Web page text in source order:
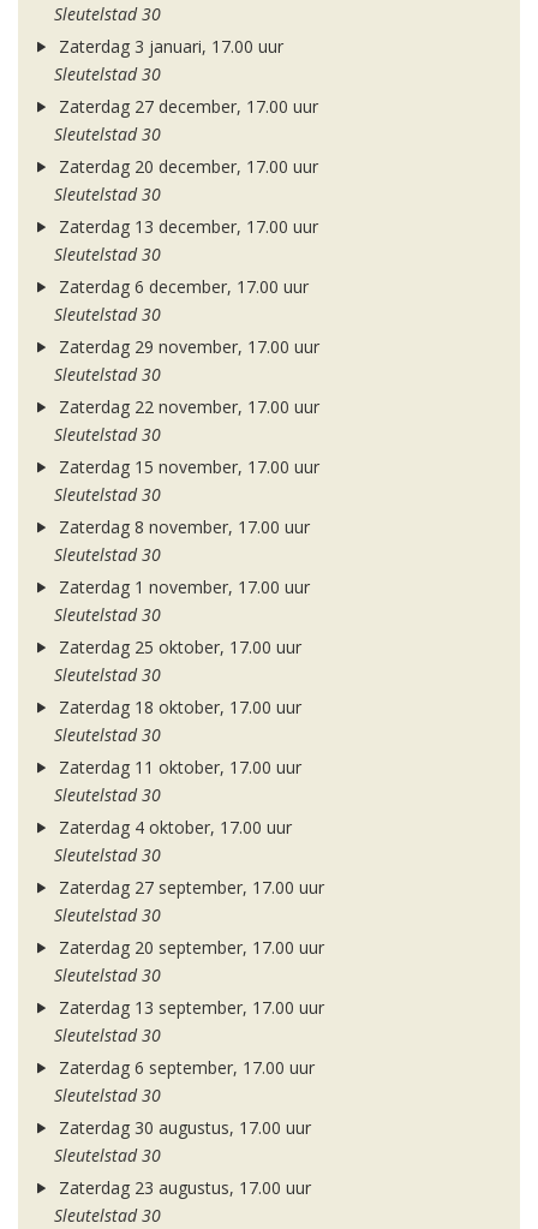
Sleutelstad 30
Zaterdag 3 januari, 17.00 uur
Sleutelstad 30
Zaterdag 27 december, 17.00 uur
Sleutelstad 30
Zaterdag 20 december, 17.00 uur
Sleutelstad 30
Zaterdag 13 december, 17.00 uur
Sleutelstad 30
Zaterdag 6 december, 17.00 uur
Sleutelstad 30
Zaterdag 29 november, 17.00 uur
Sleutelstad 30
Zaterdag 22 november, 17.00 uur
Sleutelstad 30
Zaterdag 15 november, 17.00 uur
Sleutelstad 30
Zaterdag 8 november, 17.00 uur
Sleutelstad 30
Zaterdag 1 november, 17.00 uur
Sleutelstad 30
Zaterdag 25 oktober, 17.00 uur
Sleutelstad 30
Zaterdag 18 oktober, 17.00 uur
Sleutelstad 30
Zaterdag 11 oktober, 17.00 uur
Sleutelstad 30
Zaterdag 4 oktober, 17.00 uur
Sleutelstad 30
Zaterdag 27 september, 17.00 uur
Sleutelstad 30
Zaterdag 20 september, 17.00 uur
Sleutelstad 30
Zaterdag 13 september, 17.00 uur
Sleutelstad 30
Zaterdag 6 september, 17.00 uur
Sleutelstad 30
Zaterdag 30 augustus, 17.00 uur
Sleutelstad 30
Zaterdag 23 augustus, 17.00 uur
Sleutelstad 30